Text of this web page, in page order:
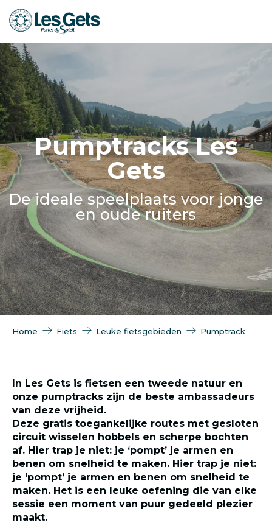
Aller
au
principal
Pumptracks Les
Gets
De ideale speelplaats voor jonge
en oude ruiters
Home Fiets Leuke fietsgebieden Pumptrack
In Les Gets is fietsen een tweede natuur en
onze pumptracks zijn de beste ambassadeurs
van deze vrijheid.
Deze gratis toegankelijke routes met gesloten
circuit wisselen hobbels en scherpe bochten
af. Hier trap je niet: je ‘pompt’ je armen en
benen om snelheid te maken. Hier trap je niet:
je ‘pompt’ je armen en benen om snelheid te
maken. Het is een leuke oefening die van elke
sessie een moment van puur gedeeld plezier
maakt.